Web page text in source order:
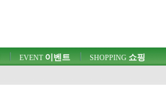
EVENT이벤트 SHOPPING 쇼핑